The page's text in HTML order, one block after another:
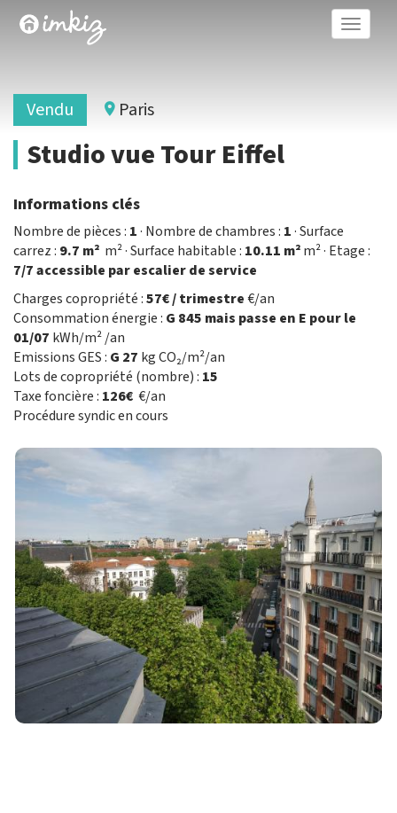
Toggle
Vendu Paris
Studio vue Tour Eiffel
Informations clés
Nombre de pièces : 1· Nombre de chambres : 1· Surface
carrez : 9.7 m² m² · Surface habitable : 10.11 m²m² · Etage :
7/7 accessible par escalier de service
Charges copropriété :57€ / trimestre€/an
Consommation énergie : G 845 mais passe en E pour le
01/07 kWh/m² /an
Emissions GES : G 27 kg CO₂/m²/an
Lots de copropriété (nombre) : 15
Taxe foncière : 126€ €/an
Procédure syndic en cours